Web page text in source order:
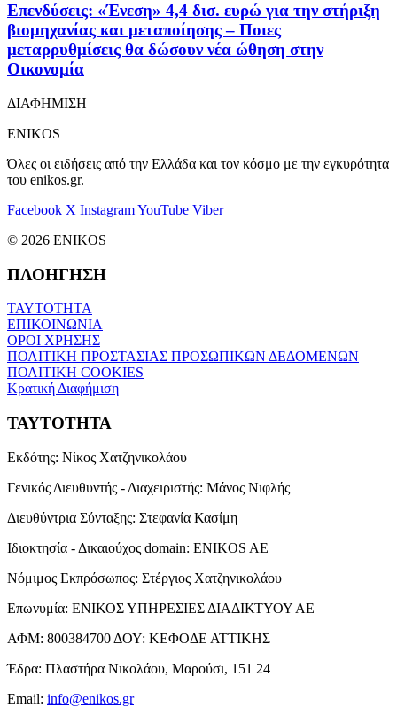
Επενδύσεις: «Ένεση» 4,4 δισ. ευρώ για την στήριξη
βιομηχανίας και μεταποίησης – Ποιες
μεταρρυθμίσεις θα δώσουν νέα ώθηση στην
Οικονομία
ΔΙΑΦΗΜΙΣΗ
ENIKOS
Όλες οι ειδήσεις από την Ελλάδα και τον κόσμο με την εγκυρότητα
του enikos.gr.
Facebook X InstagramYouTube Viber
© 2026 ENIKOS
ΠΛΟΗΓΗΣΗ
ΤΑΥΤΟΤΗΤΑ
ΕΠΙΚΟΙΝΩΝΙΑ
ΟΡΟΙ ΧΡΗΣΗΣ
ΠΟΛΙΤΙΚΗ ΠΡΟΣΤΑΣΙΑΣ ΠΡΟΣΩΠΙΚΩΝ ΔΕΔΟΜΕΝΩΝ
ΠΟΛΙΤΙΚΗ COOKIES
Κρατική Διαφήμιση
ΤΑΥΤΟΤΗΤΑ
Εκδότης: Νίκος Χατζηνικολάου
Γενικός Διευθυντής - Διαχειριστής: Μάνος Νιφλής
Διευθύντρια Σύνταξης: Στεφανία Κασίμη
Ιδιοκτησία - Δικαιούχος domain: ENIKOS AE
Νόμιμος Εκπρόσωπος: Στέργιος Χατζηνικολάου
Επωνυμία: ΕΝΙΚΟΣ ΥΠΗΡΕΣΙΕΣ ΔΙΑΔΙΚΤΥΟΥ ΑΕ
ΑΦΜ: 800384700 ΔΟΥ: ΚΕΦΟΔΕ ΑΤΤΙΚΗΣ
Έδρα: Πλαστήρα Νικολάου, Μαρούσι, 151 24
Email: info@enikos.gr